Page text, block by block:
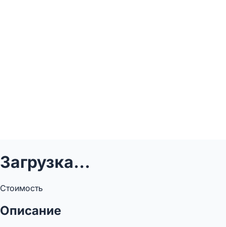
Загрузка...
Стоимость
Описание